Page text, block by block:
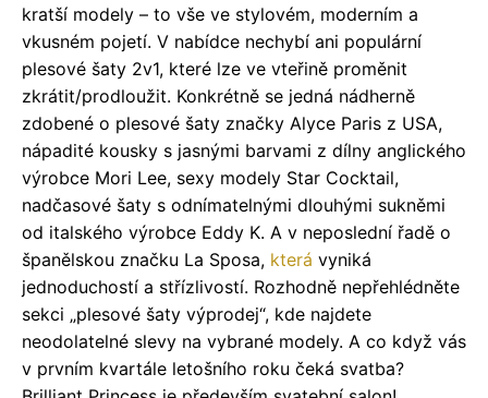
kratší modely – to vše ve stylovém, moderním a
vkusném pojetí. V nabídce nechybí ani populární
plesové šaty 2v1, které lze ve vteřině proměnit
zkrátit/prodloužit. Konkrétně se jedná nádherně
zdobené o plesové šaty značky Alyce Paris z USA,
nápadité kousky s jasnými barvami z dílny anglického
výrobce Mori Lee, sexy modely Star Cocktail,
nadčasové šaty s odnímatelnými dlouhými sukněmi
od italského výrobce Eddy K. A v neposlední řadě o
španělskou značku La Sposa, která vyniká
jednoduchostí a střízlivostí. Rozhodně nepřehlédněte
sekci „plesové šaty výprodej“, kde najdete
neodolatelné slevy na vybrané modely. A co když vás
v prvním kvartále letošního roku čeká svatba?